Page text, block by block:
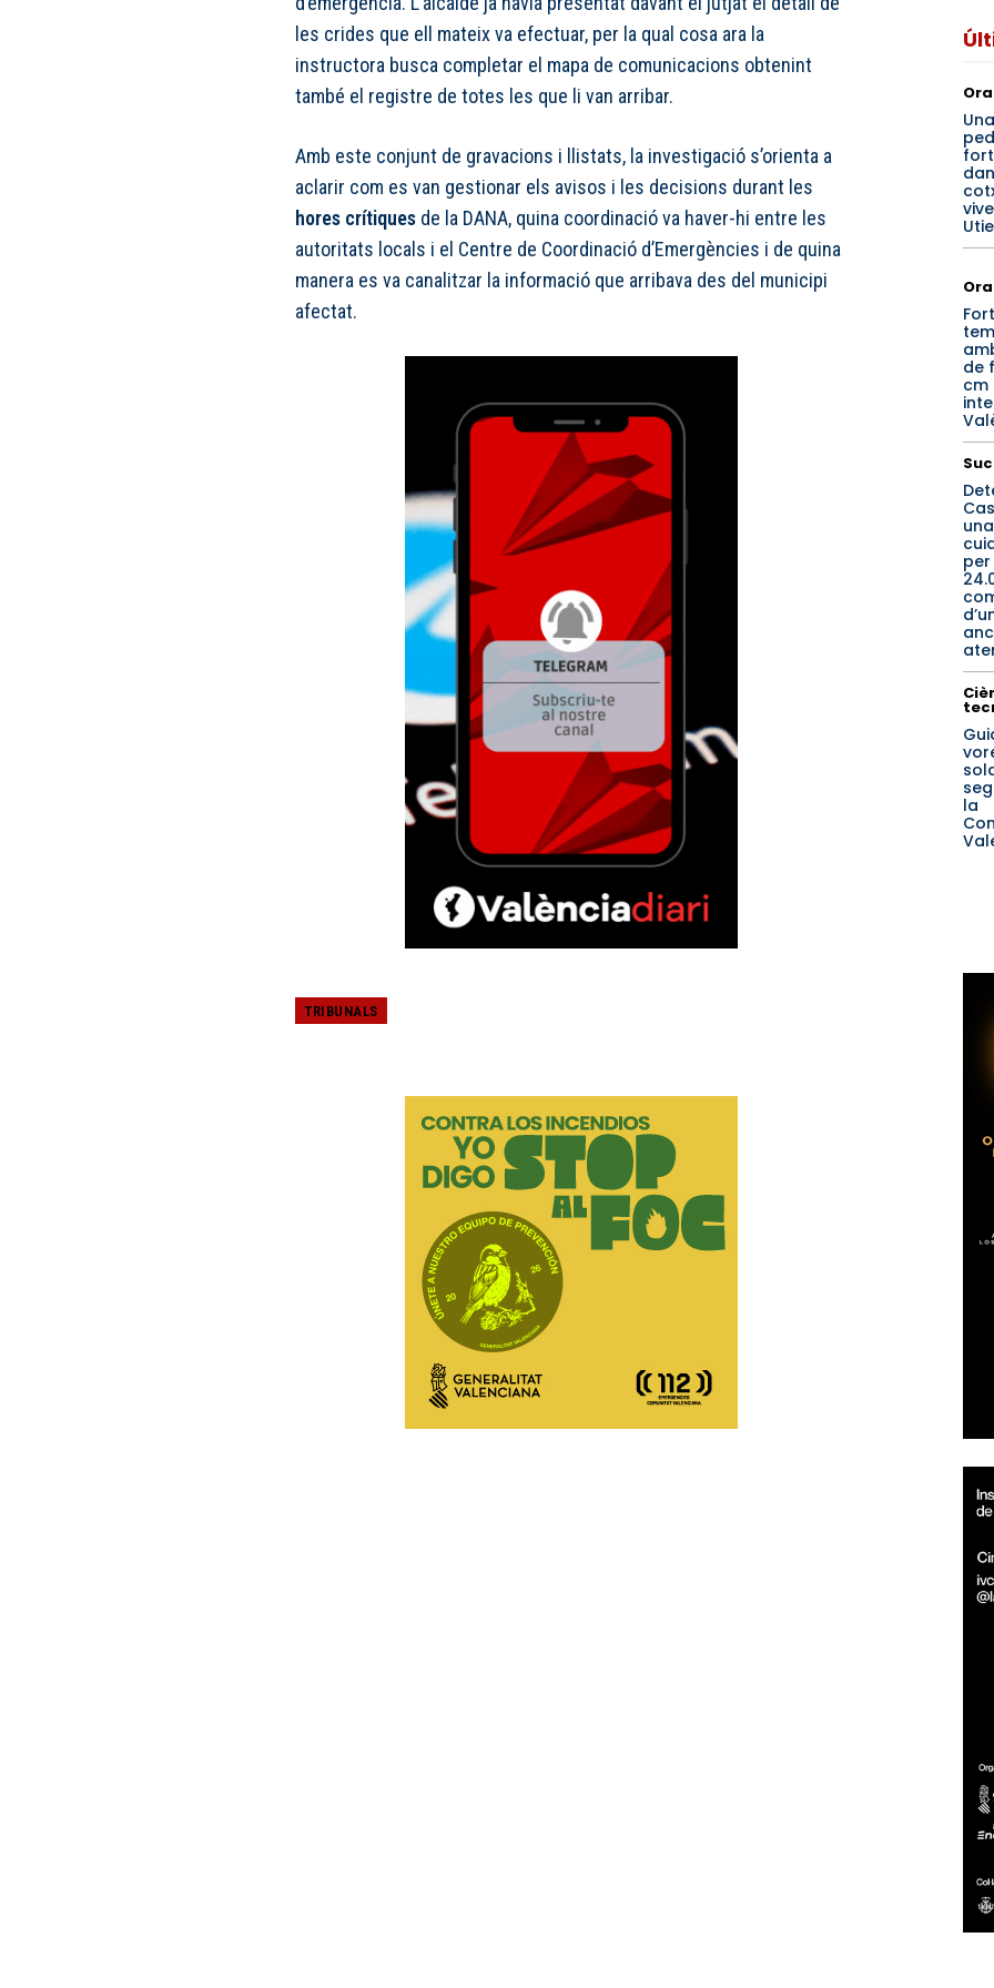
les crides que ell mateix va efectuar, per la qual cosa ara la
instructora busca completar el mapa de comunicacions obtenint
també el registre de totes les que li van arribar.
Amb este conjunt de gravacions i llistats, la investigació s’orienta a
aclarir com es van gestionar els avisos i les decisions durant les
hores crítiques de la DANA, quina coordinació va haver-hi entre les
autoritats locals i el Centre de Coordinació d’Emergències i de quina
manera es va canalitzar la informació que arribava des del municipi
afectat.
TRIBUNALS
Una
de
cm
una
la